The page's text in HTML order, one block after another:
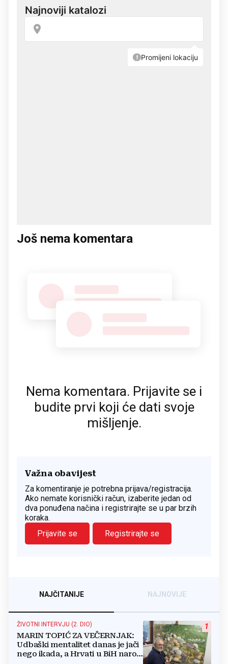
Još nema komentara
Nema komentara. Prijavite se i
budite prvi koji će dati svoje
mišljenje.
Važna obavijest
Za komentiranje je potrebna prijava/registracija.
Ako nemate korisnički račun, izaberite jedan od
dva ponuđena načina i registrirajte se u par brzih
koraka.
Prijavite se
Registrirajte se
NAJČITANIJE NAJNOVIJE
1
ŽIVOTNI INTERVJU (2. DIO)
MARIN TOPIĆ ZA VEČERNJAK:
Udbaški mentalitet danas je jači
nego ikada, a Hrvati u BiH narod